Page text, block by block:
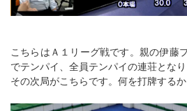
こちらはＡ１リーグ戦です。親の伊藤
でテンパイ、全員テンパイの連荘となり
その次局がこちらです。何を打牌するか